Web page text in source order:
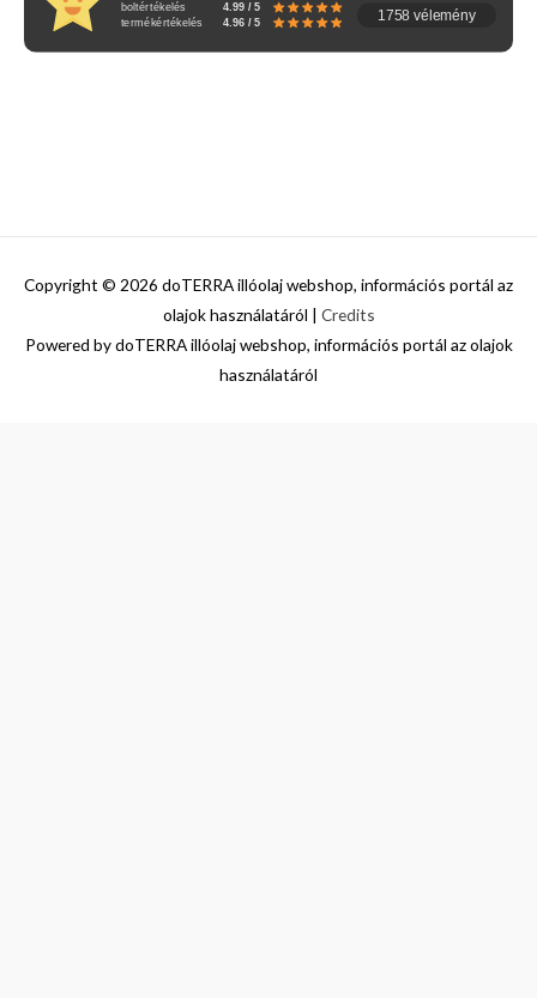
boltértékelés
4.99 / 5
termékértékelés
4.96 / 5 1758 vélemény
Copyright © 2026 doTERRA illóolaj webshop, információs portál az
olajok használatáról | Credits
Powered bydoTERRA illóolaj webshop, információs portál az olajok
használatáról